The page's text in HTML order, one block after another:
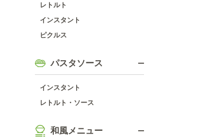
レトルト
インスタント
ピクルス
パスタソース
インスタント
レトルト・ソース
和風メニュー